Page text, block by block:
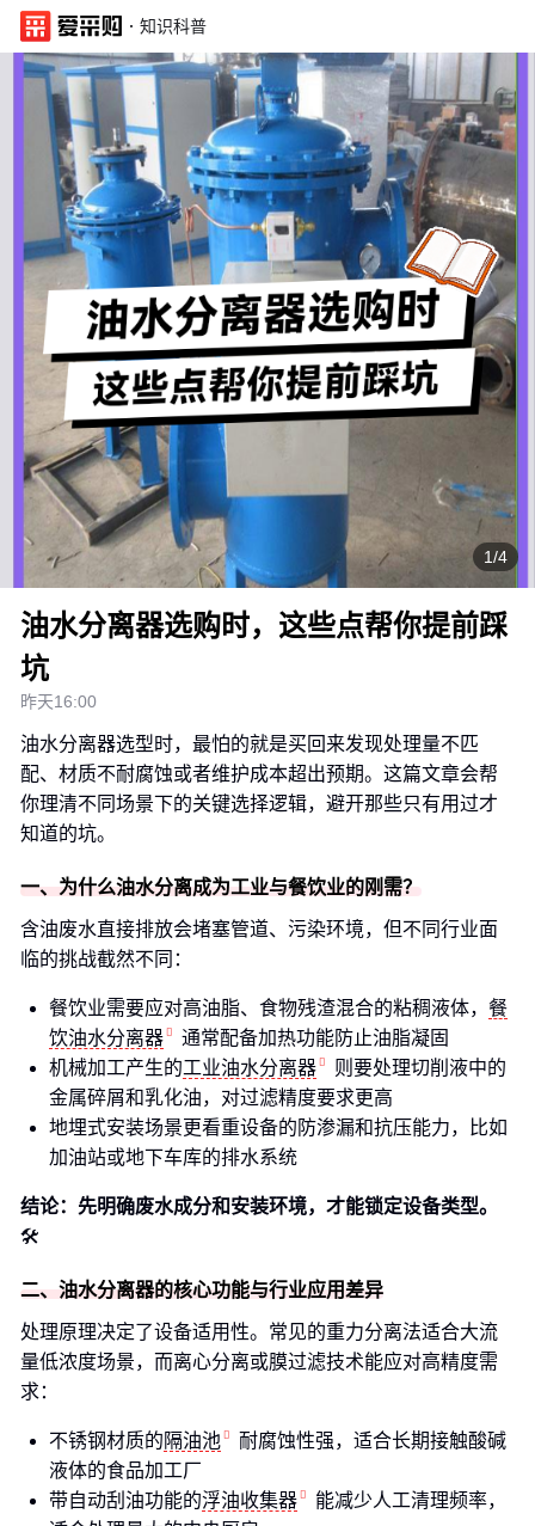
· 知识科普
1/4
油水分离器选购时，这些点帮你提前踩
坑
昨天16:00
油水分离器选型时，最怕的就是买回来发现处理量不匹
配、材质不耐腐蚀或者维护成本超出预期。这篇文章会帮
你理清不同场景下的关键选择逻辑，避开那些只有用过才
知道的坑。
一、为什么油水分离成为工业与餐饮业的刚需？
含油废水直接排放会堵塞管道、污染环境，但不同行业面
临的挑战截然不同：
餐饮业需要应对高油脂、食物残渣混合的粘稠液体， 餐
饮油水分离器
通常配备加热功能防止油脂凝固
机械加工产生的工业油水分离器
则要处理切削液中的
金属碎屑和乳化油，对过滤精度要求更高
地埋式安装场景更看重设备的防渗漏和抗压能力，比如
加油站或地下车库的排水系统
结论：先明确废水成分和安装环境，才能锁定设备类型。
🛠️
二、油水分离器的核心功能与行业应用差异
处理原理决定了设备适用性。常见的重力分离法适合大流
量低浓度场景，而离心分离或膜过滤技术能应对高精度需
求：
不锈钢材质的隔油池
耐腐蚀性强，适合长期接触酸碱
液体的食品加工厂
带自动刮油功能的浮油收集器
能减少人工清理频率，